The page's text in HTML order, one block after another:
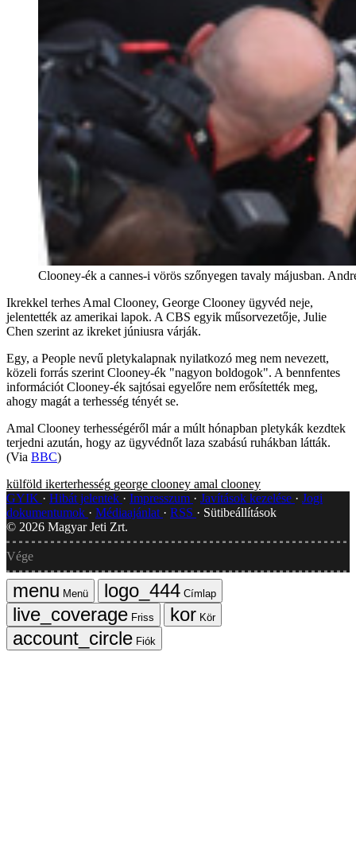
Clooney-ék a cannes-i vörös szőnyegen tavaly májusban.
Ikrekkel terhes Amal Clooney, George Clooney ügyvéd neje,
jelentették az amerikai lapok. A CBS egyik műsorvezetője, Julie
Chen szerint az ikreket júniusra várják.
Egy, a People nevű pletykalapnak nyilatkozó meg nem nevezett,
közeli forrás szerint Clooney-ék "nagyon boldogok". A bennfentes
információt Clooney-ék sajtósai egyelőre nem erősítették meg,
ahogy magát a terhesség tényét se.
Amal Clooney terhességéről már a múlt hónapban pletykák kezdtek
terjedni azután, hogy az ügyvédnőt laza szabású ruhákban látták.
(Via BBC)
külföld ikerterhesség george clooney amal clooney
GYIK
Hibát jelentek Impresszum Javítások kezelése
Jogi
dokumentumok
Médiaajánlat RSS
Sütibeállítások
© 2026 Magyar Jeti Zrt.
Vége
Menü
Címlap
Friss
Kör
Fiók